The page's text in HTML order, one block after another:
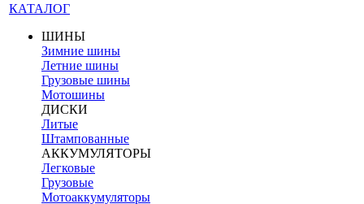
КАТАЛОГ
ШИНЫ
Зимние шины
Летние шины
Грузовые шины
Мотошины
ДИСКИ
Литые
Штампованные
АККУМУЛЯТОРЫ
Легковые
Грузовые
Мотоаккумуляторы